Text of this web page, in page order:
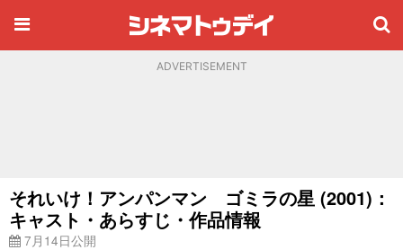
ADVERTISEMENT
それいけ！アンパンマン ゴミラの星 (2001)：
キャスト・あらすじ・作品情報
7月14日公開